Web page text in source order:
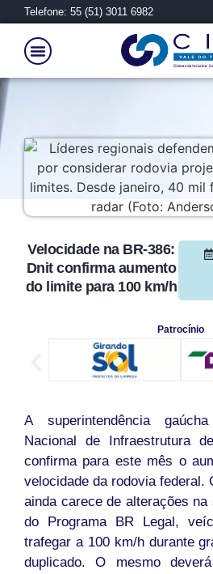
Telefone: 55 (51) 3011 6982
Velocidade na BR-386:
Dnit confirma aumento
do limite para 100 km/h
Patrocínio
A superintendência
Nacional de Infraestrutura
confirma para este mês o
velocidade da rodovia federal.
ainda carece de alterações
do Programa BR Legal,
trafegar a 100 km/h durante
duplicado. O mesmo